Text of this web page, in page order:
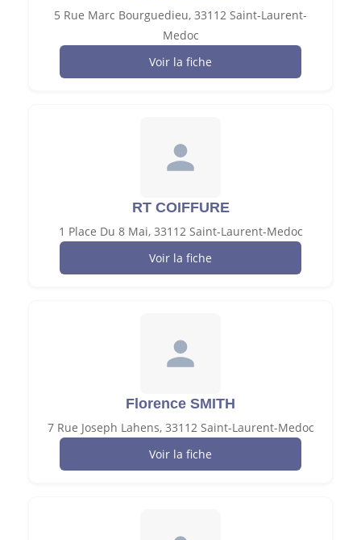
5 Rue Marc Bourguedieu, 33112 Saint-Laurent-
Medoc
Voir la fiche
RT COIFFURE
1 Place Du 8 Mai, 33112 Saint-Laurent-Medoc
Voir la fiche
Florence SMITH
7 Rue Joseph Lahens, 33112 Saint-Laurent-Medoc
Voir la fiche